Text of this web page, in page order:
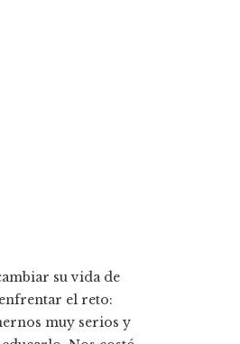
su vida de
el reto:
muy serios y